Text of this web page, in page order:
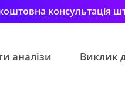
консультація
аналізи Виклик